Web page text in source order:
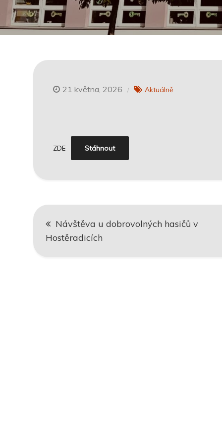
21 května, 2026 Aktuálně
ZDE Stáhnout
Navigace
pro
Návštěva u dobrovolných hasičů v
Hostěradicích